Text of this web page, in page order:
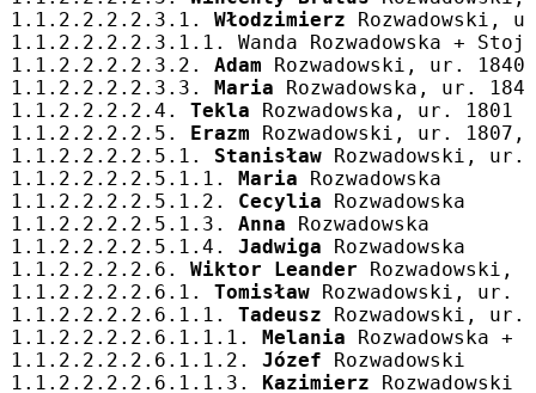
1.1.2.2.2.2.3.1. Włodzimierz Rozwadowski,
1.1.2.2.2.2.3.1.1. Wanda Rozwadowska +
1.1.2.2.2.2.3.2. Adam Rozwadowski, ur. 1840
1.1.2.2.2.2.3.3.
Maria Rozwadowska, ur.
1.1.2.2.2.2.4. Tekla Rozwadowska, ur. 1801
1.1.2.2.2.2.5.
Erazm Rozwadowski, ur.
1.1.2.2.2.2.5.1. Stanisław Rozwadowski, ur.
1.1.2.2.2.2.5.1.1.
Maria Rozwadowska
1.1.2.2.2.2.5.1.2. Cecylia Rozwadowska
1.1.2.2.2.2.5.1.3. Anna Rozwadowska
1.1.2.2.2.2.5.1.4. Jadwiga Rozwadowska
1.1.2.2.2.2.6. Wiktor Leander
1.1.2.2.2.2.6.1. Tomisław Rozwadowski, ur.
1.1.2.2.2.2.6.1.1. Tadeusz Rozwadowski, ur.
1.1.2.2.2.2.6.1.1.1.
Melania Rozwadowska +
1.1.2.2.2.2.6.1.1.2. Józef Rozwadowski
1.1.2.2.2.2.6.1.1.3.
Kazimierz Rozwadowski